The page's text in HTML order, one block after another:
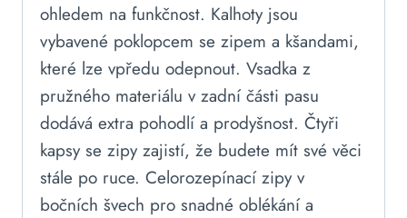
ohledem na funkčnost. Kalhoty jsou
vybavené poklopcem se zipem a kšandami,
které lze vpředu odepnout. Vsadka z
pružného materiálu v zadní části pasu
dodává extra pohodlí a prodyšnost. Čtyři
kapsy se zipy zajistí, že budete mít své věci
stále po ruce. Celorozepínací zipy v
bočních švech pro snadné oblékání a